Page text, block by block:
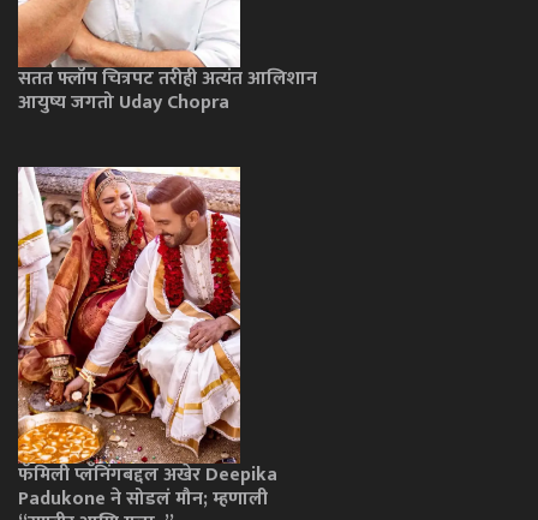
सतत फ्लॉप चित्रपट तरीही अत्यंत आलिशान
आयुष्य जगतो Uday Chopra
फॅमिली प्लॅनिंगबद्दल अखेर Deepika
Padukone ने सोडलं मौन; म्हणाली